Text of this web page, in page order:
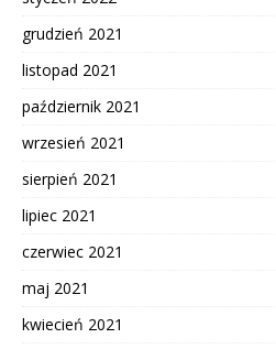
grudzień 2021
listopad 2021
październik 2021
wrzesień 2021
sierpień 2021
lipiec 2021
czerwiec 2021
maj 2021
kwiecień 2021